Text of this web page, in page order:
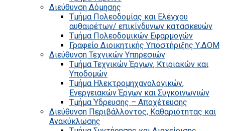
Διεύθυνση Δόμησης
Τμήμα Πολεοδομίας και Ελέγχου
αυθαιρέτων/ επικίνδυνων κατασκευών
Τμήμα Πολεοδομικών Εφαρμογών
Γραφείο Διοικητικής Υποστήριξης Υ.ΔΟΜ
Διεύθυνση Τεχνικών Υπηρεσιών
Τμήμα Τεχνικών Έργων, Κτιριακών και
Υποδομών
Τμήμα Ηλεκτρομηχανολογικών,
Ενεργειακών Έργων και Συγκοινωνιών
Τμήμα Ύδρευσης – Αποχέτευσης
Διεύθυνση Περιβάλλοντος, Καθαριότητας και
Ανακύκλωσης